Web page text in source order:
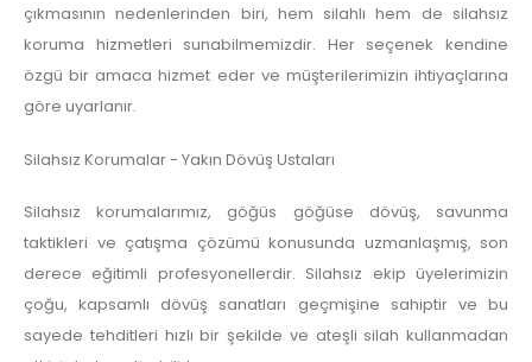
çıkmasının nedenlerinden biri, hem silahlı hem de silahsız
koruma hizmetleri sunabilmemizdir. Her seçenek kendine
özgü bir amaca hizmet eder ve müşterilerimizin ihtiyaçlarına
göre uyarlanır.
Silahsız Korumalar - Yakın Dövüş Ustaları
Silahsız korumalarımız, göğüs göğüse dövüş, savunma
taktikleri ve çatışma çözümü konusunda uzmanlaşmış, son
derece eğitimli profesyonellerdir. Silahsız ekip üyelerimizin
çoğu, kapsamlı dövüş sanatları geçmişine sahiptir ve bu
sayede tehditleri hızlı bir şekilde ve ateşli silah kullanmadan